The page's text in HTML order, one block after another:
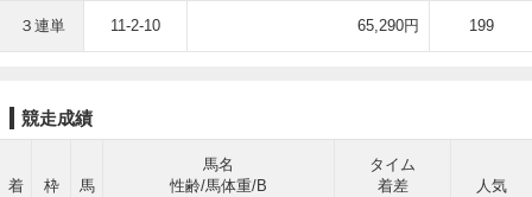
３連単 11-2-10 65,290円 199
競走成績
着
枠
馬
馬名
性齢/馬体重/B
タイム
着差
人気